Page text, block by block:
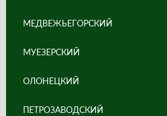
МЕДВЕЖЬЕГОРСКИЙ
МУЕЗЕРСКИЙ
ОЛОНЕЦКИЙ
ПЕТРОЗАВОДСКИЙ